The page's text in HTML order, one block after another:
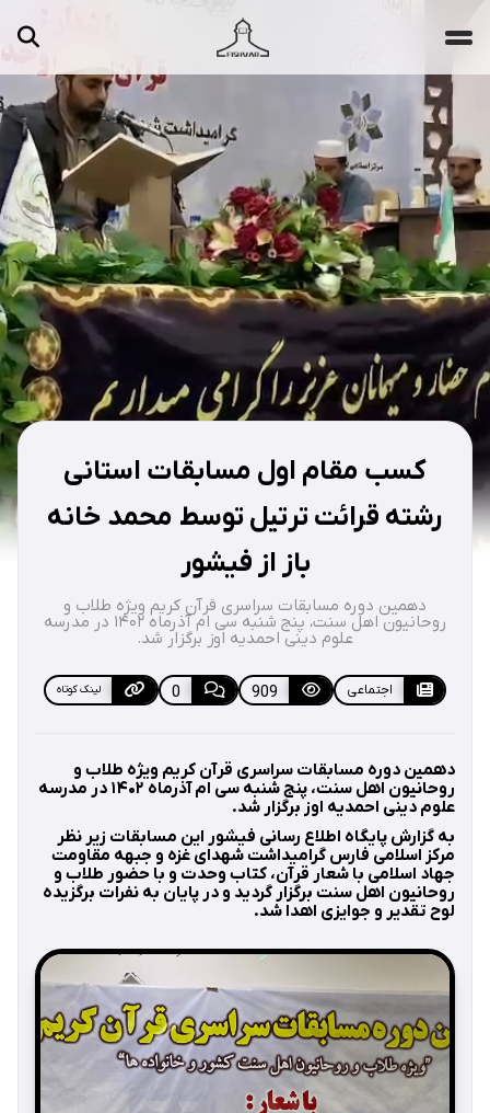
مقالات تصاویر
ویدیوها دسته‌بندی‌ها
جستجو ...
کسب مقام اول مسابقات استانی
رشته قرائت ترتیل توسط محمد خانه
باز از فیشور
دهمین دوره مسابقات سراسری قرآن کریم ویژه طلاب و
روحانیون اهل سنت، پنج شنبه سی ام آذرماه ۱۴۰۲ در مدرسه
علوم دینی احمدیه اوز برگزار شد.
اجتماعی 909
0 لینک کوتاه
دهمین دوره مسابقات سراسری قرآن کریم ویژه طلاب و
روحانیون اهل سنت، پنج شنبه سی ام آذرماه ۱۴۰۲ در مدرسه
علوم دینی احمدیه اوز برگزار شد.
به گزارش پایگاه اطلاع رسانی فیشور این مسابقات زیر نظر
مرکز اسلامی فارس گرامیداشت شهدای غزه و جبهه مقاومت
جهاد اسلامی با شعار قرآن، کتاب وحدت و با حضور طلاب و
روحانیون اهل سنت برگزار گردید و در پایان به نفرات برگزیده
لوح تقدیر و جوایزی اهدا شد.